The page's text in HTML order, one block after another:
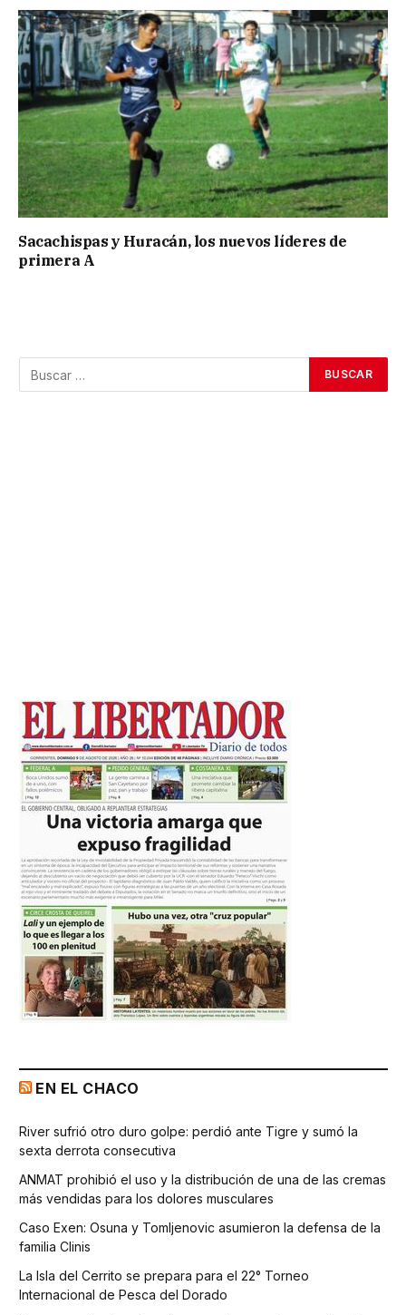
Sacachispas y Huracán, los nuevos líderes de
primera A
EN EL CHACO
River sufrió otro duro golpe: perdió ante Tigre y sumó la
sexta derrota consecutiva
ANMAT prohibió el uso y la distribución de una de las cremas
más vendidas para los dolores musculares
Caso Exen: Osuna y Tomljenovic asumieron la defensa de la
familia Clinis
La Isla del Cerrito se prepara para el 22° Torneo
Internacional de Pesca del Dorado